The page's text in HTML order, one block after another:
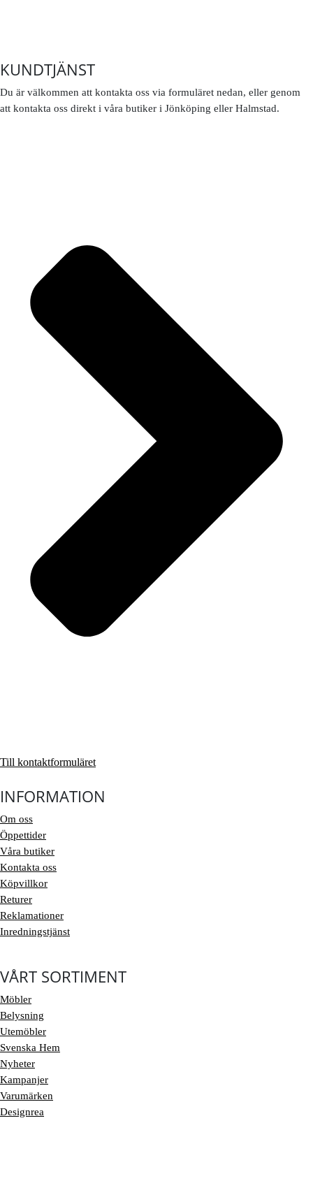
KUNDTJÄNST
Du är välkommen att kontakta oss via formuläret nedan, eller genom
att kontakta oss direkt i våra butiker i Jönköping eller Halmstad.
Till kontaktformuläret
INFORMATION
Om oss
Öppettider
Våra butiker
Kontakta oss
Köpvillkor
Returer
Reklamationer
Inredningstjänst
VÅRT SORTIMENT
Möbler
Belysning
Utemöbler
Svenska Hem
Nyheter
Kampanjer
Varumärken
Designrea